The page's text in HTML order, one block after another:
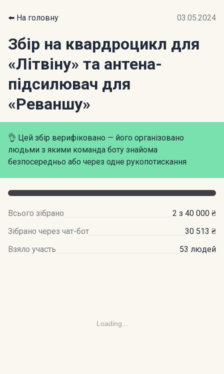
⬅️ На головну 03.05.2024
Збір на квардроцикл для
«Літвіну» та антена-
підсилювач для
«Реваншу»
👌 Цей збір верифіковано — його організовано
людьми з якими команда боту знайома
безпосередньо або через одне рукопотискання
Всього зібрано
2 з 40 000 ₴
Зібрано через чат-бот
30 513 ₴
Взяло участь
53 людей
Loading...